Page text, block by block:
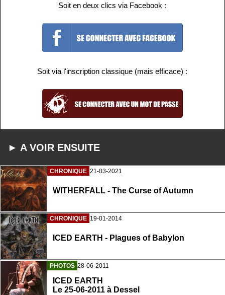
Soit en deux clics via Facebook :
Soit via l'inscription classique (mais efficace) :
► A VOIR ENSUITE
CHRONIQUE 21-03-2021
WITHERFALL - The Curse of Autumn
CHRONIQUE 19-01-2014
ICED EARTH - Plagues of Babylon
PHOTOS 28-06-2011
ICED EARTH
Le 25-06-2011 à Dessel